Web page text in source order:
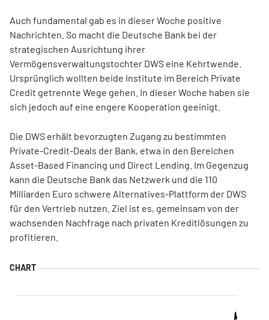
Auch fundamental gab es in dieser Woche positive
Nachrichten. So macht die Deutsche Bank bei der
strategischen Ausrichtung ihrer
Vermögensverwaltungstochter DWS eine Kehrtwende.
Ursprünglich wollten beide Institute im Bereich Private
Credit getrennte Wege gehen. In dieser Woche haben sie
sich jedoch auf eine engere Kooperation geeinigt.
Die DWS erhält bevorzugten Zugang zu bestimmten
Private-Credit-Deals der Bank, etwa in den Bereichen
Asset-Based Financing und Direct Lending. Im Gegenzug
kann die Deutsche Bank das Netzwerk und die 110
Milliarden Euro schwere Alternatives-Plattform der DWS
für den Vertrieb nutzen. Ziel ist es, gemeinsam von der
wachsenden Nachfrage nach privaten Kreditlösungen zu
profitieren.